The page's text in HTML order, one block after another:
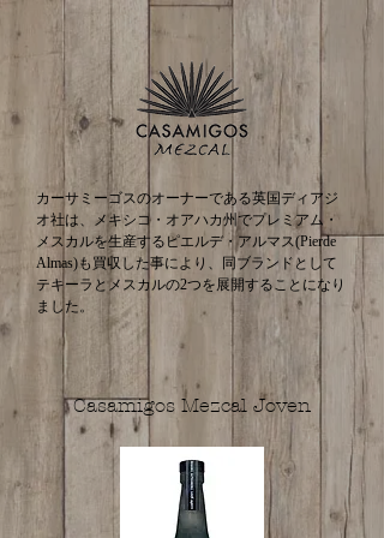
カーサミーゴスのオーナーである英国ディアジ
オ社は、メキシコ・オアハカ州でプレミアム・
メスカルを生産するピエルデ・アルマス(Pierde
Almas)も買収した事により、同ブランドとして
テキーラとメスカルの2つを展開することになり
ました。
Casamigos Mezcal Joven